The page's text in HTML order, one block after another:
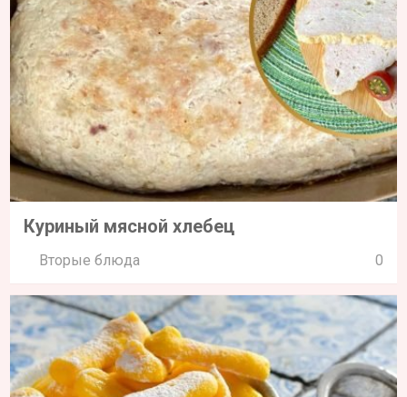
Куриный мясной хлебец
Вторые блюда 0